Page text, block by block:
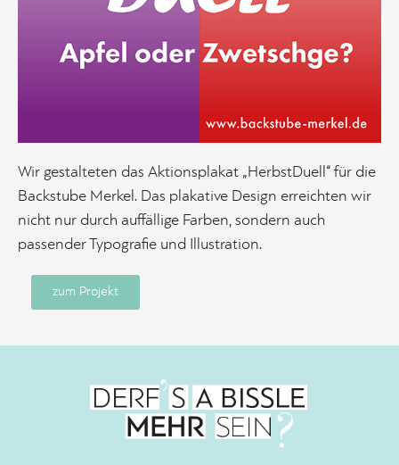
Wir gestalteten das Aktionsplakat „HerbstDuell“ für die
Backstube Merkel. Das plakative Design erreichten wir
nicht nur durch auffällige Farben, sondern auch
passender Typografie und Illustration.
zum Projekt